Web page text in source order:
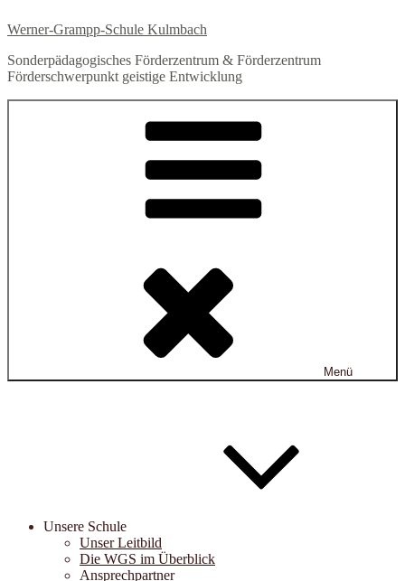
Inhalt
Werner-Grampp-Schule Kulmbach
Sonderpädagogisches Förderzentrum & Förderzentrum
Förderschwerpunkt geistige Entwicklung
Menü
Unsere Schule
Unser Leitbild
Die WGS im Überblick
Ansprechpartner